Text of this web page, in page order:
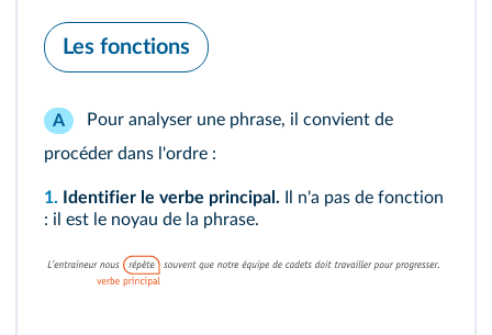
Les fonctions
A
Pour analyser une phrase, il convient de
procéder dans l'ordre :
1. Identifier le verbe principal.
Il n'a pas de fonction
: il est le noyau de la phrase.